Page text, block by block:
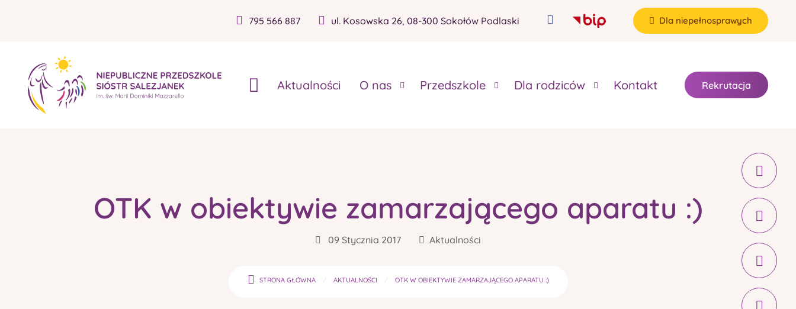
795 566 887 ul. Kosowska 26, 08-300 Sokołów Podlaski Dla niepełnosprawych
Aktualności O nas Przedszkole Dla rodziców Kontakt Rekrutacja
OTK w obiektywie zamarzającego aparatu :)
09 Stycznia 2017 Aktualności
STRONA GŁÓWNA AKTUALNOŚCI OTK W OBIEKTYWIE ZAMARZAJĄCEGO APARATU :)